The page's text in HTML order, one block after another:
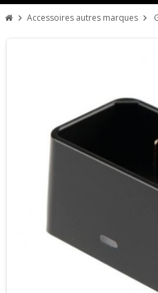
chevron_right Accessoires autres marques chevron_right